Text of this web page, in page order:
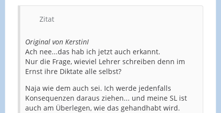
Zitat
Original von KerstinI
Ach nee...das hab ich jetzt auch erkannt.
Nur die Frage, wieviel Lehrer schreiben denn im
Ernst ihre Diktate alle selbst?
Naja wie dem auch sei. Ich werde jedenfalls
Konsequenzen daraus ziehen... und meine SL ist
auch am Überlegen, wie das gehandhabt wird.